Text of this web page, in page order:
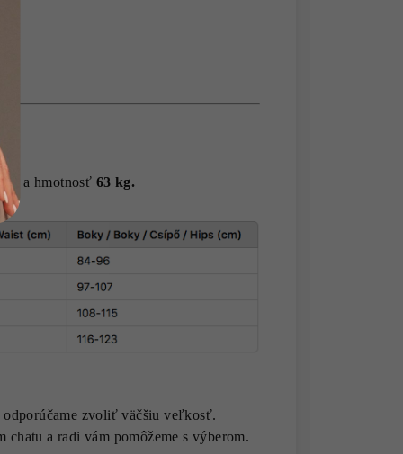
cma hmotnosť 63 kg.
zvoliť väčšiu veľkosť.
a radi vám pomôžeme s výberom.